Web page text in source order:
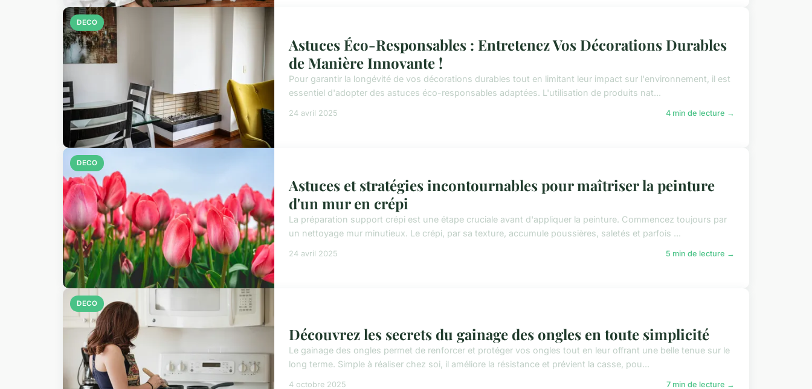
DECO
Astuces Éco-Responsables : Entretenez Vos Décorations Durables
de Manière Innovante !
Pour garantir la longévité de vos décorations durables tout en limitant leur impact sur l'environnement, il est
essentiel d'adopter des astuces éco-responsables adaptées. L'utilisation de produits nat...
24 avril 2025 4 min de lecture →
DECO
Astuces et stratégies incontournables pour maîtriser la peinture
d'un mur en crépi
La préparation support crépi est une étape cruciale avant d'appliquer la peinture. Commencez toujours par
un nettoyage mur minutieux. Le crépi, par sa texture, accumule poussières, saletés et parfois ...
24 avril 2025 5 min de lecture →
DECO
Découvrez les secrets du gainage des ongles en toute simplicité
Le gainage des ongles permet de renforcer et protéger vos ongles tout en leur offrant une belle tenue sur le
long terme. Simple à réaliser chez soi, il améliore la résistance et prévient la casse, pou...
4 octobre 2025 7 min de lecture →